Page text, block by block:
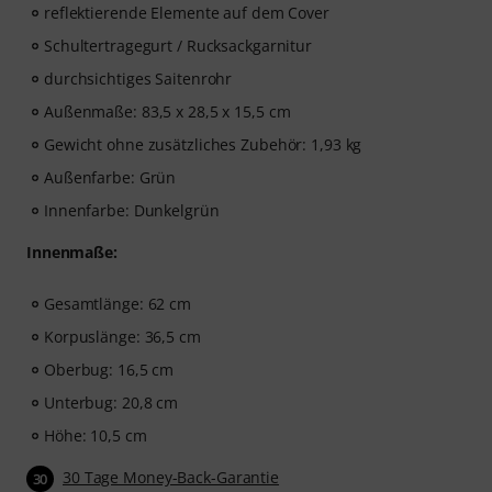
reflektierende Elemente auf dem Cover
Schultertragegurt / Rucksackgarnitur
durchsichtiges Saitenrohr
Außenmaße: 83,5 x 28,5 x 15,5 cm
Gewicht ohne zusätzliches Zubehör: 1,93 kg
Außenfarbe: Grün
Innenfarbe: Dunkelgrün
Innenmaße:
Gesamtlänge: 62 cm
Korpuslänge: 36,5 cm
Oberbug: 16,5 cm
Unterbug: 20,8 cm
Höhe: 10,5 cm
30 30 Tage Money-Back-Garantie